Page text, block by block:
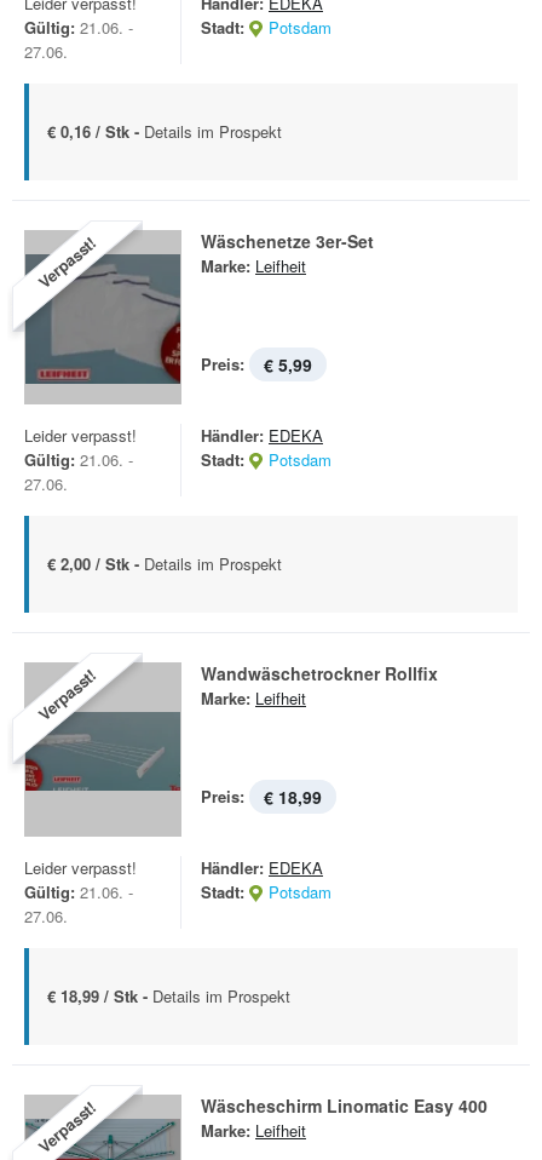
Gültig: 21.06. -
27.06.
Stadt:
Potsdam
€ 0,16 / Stk - Details im Prospekt
Verpasst! Wäschenetze 3er-Set
Marke: Leifheit
Preis: € 5,99
Leider verpasst!
Gültig: 21.06. -
27.06.
Händler: EDEKA
Stadt:
Potsdam
€ 2,00 / Stk - Details im Prospekt
Verpasst! Wandwäschetrockner Rollfix
Marke: Leifheit
Preis: € 18,99
Leider verpasst!
Gültig: 21.06. -
27.06.
Händler: EDEKA
Stadt:
Potsdam
€ 18,99 / Stk - Details im Prospekt
Verpasst! Wäscheschirm Linomatic Easy 400
Marke: Leifheit